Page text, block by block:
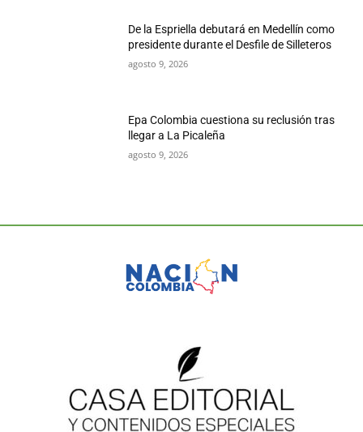
De la Espriella debutará en Medellín como
presidente durante el Desfile de Silleteros
agosto 9, 2026
Epa Colombia cuestiona su reclusión tras
llegar a La Picaleña
agosto 9, 2026